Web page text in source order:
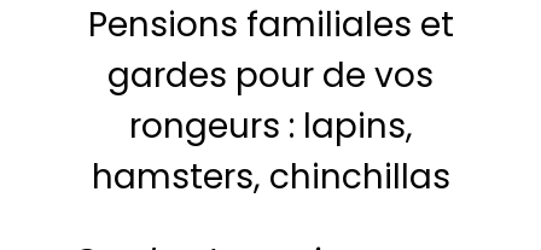
Pensions familiales et
gardes pour de vos
rongeurs : lapins,
hamsters, chinchillas